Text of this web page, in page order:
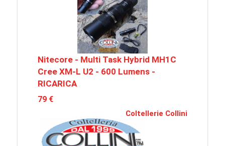
Nitecore - Multi Task Hybrid MH1C
Cree XM-L U2 - 600 Lumens -
RICARICA
79 €
Coltellerie Collini